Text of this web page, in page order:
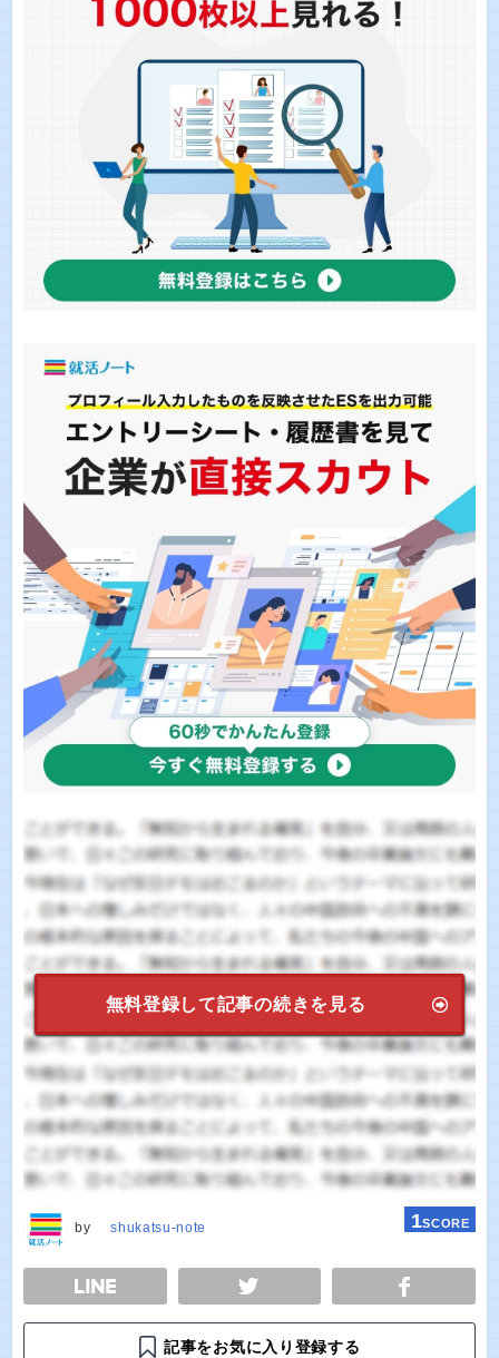
無料登録して記事の続きを見る
by shukatsu-note 1SCORE
TWEET
記事をお気に入り登録する